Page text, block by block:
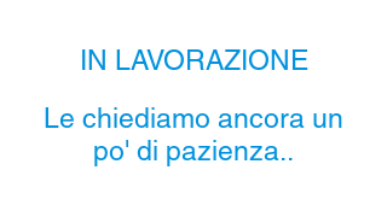
IN LAVORAZIONE
Le chiediamo ancora un
po' di pazienza..